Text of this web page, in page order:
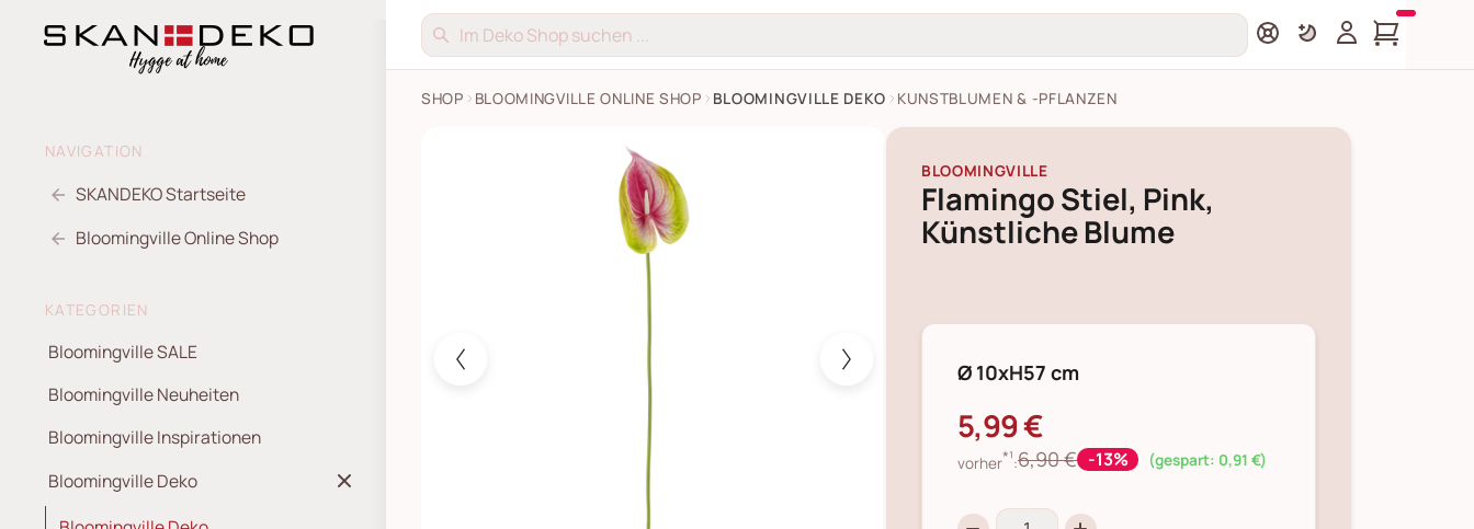
NAVIGATION
SKANDEKO Startseite
Bloomingville Online Shop
KATEGORIEN
Bloomingville SALE
Bloomingville Neuheiten
Bloomingville Inspirationen
Bloomingville Deko
SHOP BLOOMINGVILLE ONLINE SHOP BLOOMINGVILLE DEKO KUNSTBLUMEN & -PFLANZEN
Flamingo Stiel, Pink, Künstliche Blume Bilder
BLOOMINGVILLE
Flamingo Stiel, Pink,
Künstliche Blume
Ø 10xH57 cm
5,99 €
vorher*¹:6,90 € -13% (gespart: 0,91 €)